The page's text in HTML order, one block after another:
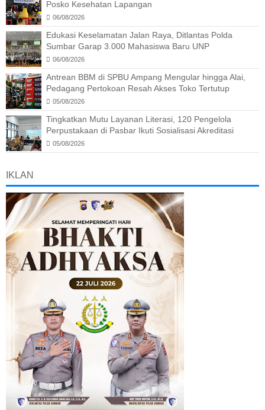
Posko Kesehatan Lapangan
06/08/2026
Edukasi Keselamatan Jalan Raya, Ditlantas Polda
Sumbar Garap 3.000 Mahasiswa Baru UNP
06/08/2026
Antrean BBM di SPBU Ampang Mengular hingga Alai,
Pedagang Pertokoan Resah Akses Toko Tertutup
05/08/2026
Tingkatkan Mutu Layanan Literasi, 120 Pengelola
Perpustakaan di Pasbar Ikuti Sosialisasi Akreditasi
05/08/2026
IKLAN